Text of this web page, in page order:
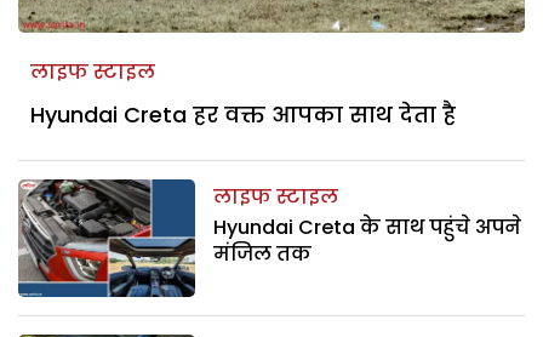
लाइफ स्टाइल
Hyundai Creta हर वक्त आपका साथ देता है
लाइफ स्टाइल
Hyundai Creta के साथ पहुंचे अपने
मंजिल तक